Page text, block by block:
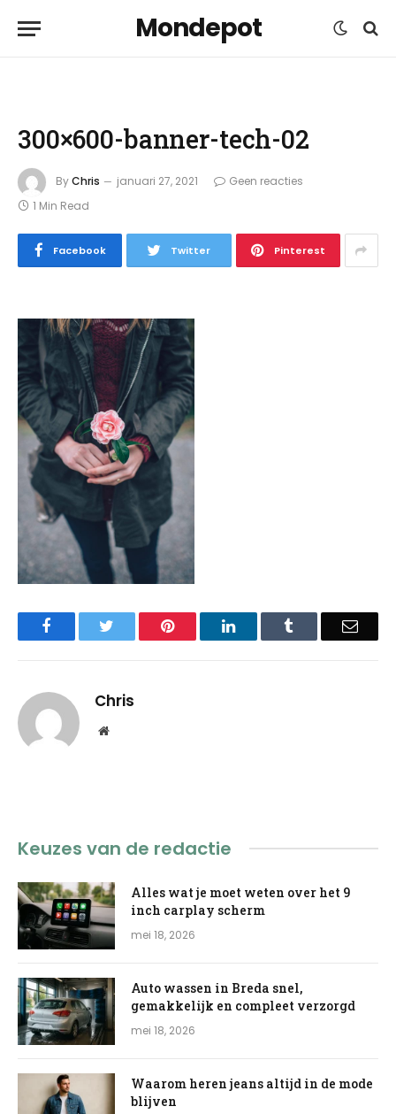
Mondepot
300×600-banner-tech-02
ByChris januari 27, 2021
Geen reacties
1 Min Read
Facebook Twitter Pinterest
Facebook Pinterest LinkedIn Email
Chris
Website
Keuzes van de redactie
Alles wat je moet weten over het 9
inch carplay scherm
mei 18, 2026
Auto wassen in Breda snel,
gemakkelijk en compleet verzorgd
mei 18, 2026
Waarom heren jeans altijd in de mode
blijven